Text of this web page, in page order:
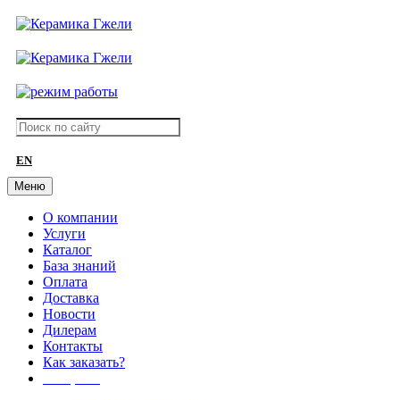
EN
Меню
О компании
Услуги
Каталог
База знаний
Оплата
Доставка
Новости
Дилерам
Контакты
Как заказать?